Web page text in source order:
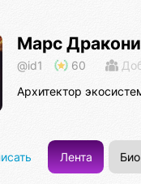
Марс
@id1 60
Архитектор
Лента Био